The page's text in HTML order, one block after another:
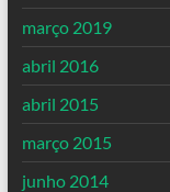
março 2019
abril 2016
abril 2015
março 2015
junho 2014